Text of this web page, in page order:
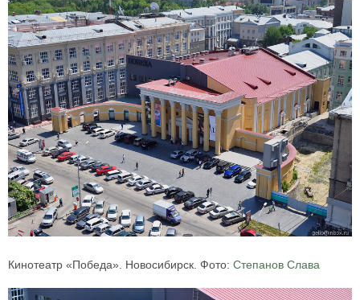
Кинотеатр «Победа». Новосибирск. Фото: Степанов Слава